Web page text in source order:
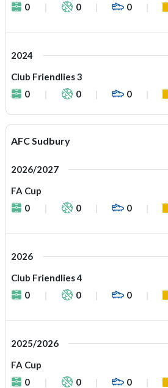
0
0 0
2024
Club Friendlies 3
0
0 0
AFC Sudbury
2026/2027
FA Cup
0
0 0
2026
Club Friendlies 4
0
0 0
2025/2026
FA Cup
0
0 0